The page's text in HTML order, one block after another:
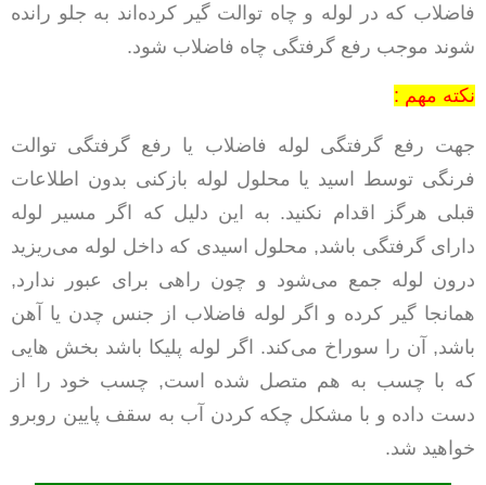
فاضلاب که در لوله و چاه توالت گیر کرده‌اند به جلو رانده
شوند موجب رفع گرفتگی چاه فاضلاب شود.
نکته مهم :
جهت رفع گرفتگی لوله فاضلاب یا رفع گرفتگی توالت
فرنگی توسط اسید یا محلول لوله بازکنی بدون اطلاعات
قبلی هرگز اقدام نکنید. به این دلیل که اگر مسیر لوله
دارای گرفتگی باشد, محلول اسیدی که داخل لوله می‌ریزید
درون لوله جمع می‌شود و چون راهی برای عبور ندارد,
همانجا گیر کرده و اگر لوله فاضلاب از جنس چدن یا آهن
باشد, آن را سوراخ می‌کند. اگر لوله پلیکا باشد بخش هایی
که با چسب به هم متصل شده است, چسب خود را از
دست داده و با مشکل چکه کردن آب به سقف پایین روبرو
خواهید شد.